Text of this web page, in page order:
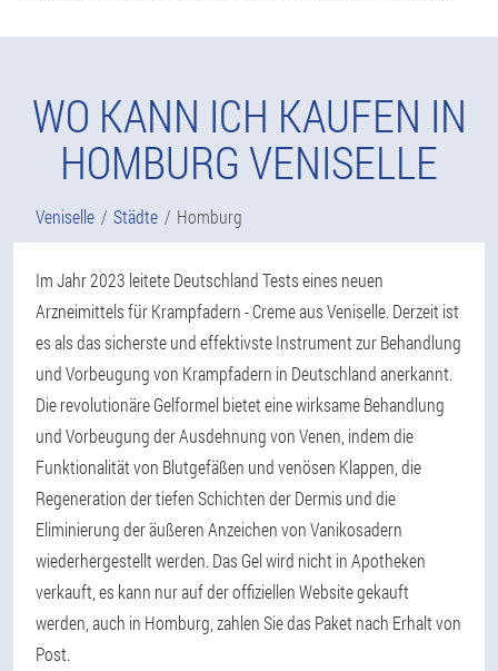
WO KANN ICH KAUFEN IN
HOMBURG VENISELLE
Veniselle Städte Homburg
Im Jahr 2023 leitete Deutschland Tests eines neuen
Arzneimittels für Krampfadern - Creme aus Veniselle. Derzeit ist
es als das sicherste und effektivste Instrument zur Behandlung
und Vorbeugung von Krampfadern in Deutschland anerkannt.
Die revolutionäre Gelformel bietet eine wirksame Behandlung
und Vorbeugung der Ausdehnung von Venen, indem die
Funktionalität von Blutgefäßen und venösen Klappen, die
Regeneration der tiefen Schichten der Dermis und die
Eliminierung der äußeren Anzeichen von Vanikosadern
wiederhergestellt werden. Das Gel wird nicht in Apotheken
verkauft, es kann nur auf der offiziellen Website gekauft
werden, auch in Homburg, zahlen Sie das Paket nach Erhalt von
Post.